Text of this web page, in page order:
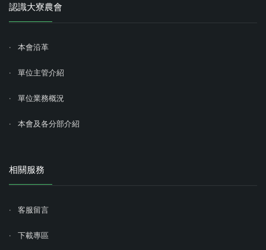
認識大寮農會
本會沿革
單位主管介紹
單位業務概況
本會及各分部介紹
相關服務
客服留言
下載專區